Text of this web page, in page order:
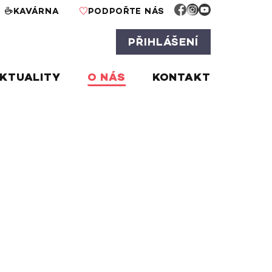
KAVÁRNA PODPOŘTE NÁS
PŘIHLÁŠENÍ
O NÁS KONTAKT